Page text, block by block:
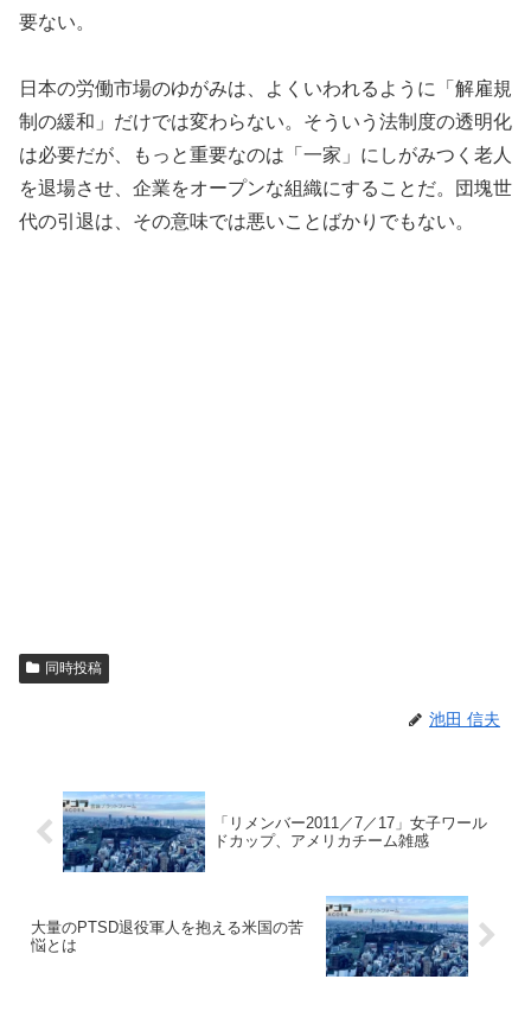
要ない。
日本の労働市場のゆがみは、よくいわれるように「解雇規
制の緩和」だけでは変わらない。そういう法制度の透明化
は必要だが、もっと重要なのは「一家」にしがみつく老人
を退場させ、企業をオープンな組織にすることだ。団塊世
代の引退は、その意味では悪いことばかりでもない。
同時投稿
池田 信夫
「リメンバー2011／7／17」女子ワール
ドカップ、アメリカチーム雑感
大量のPTSD退役軍人を抱える米国の苦
悩とは